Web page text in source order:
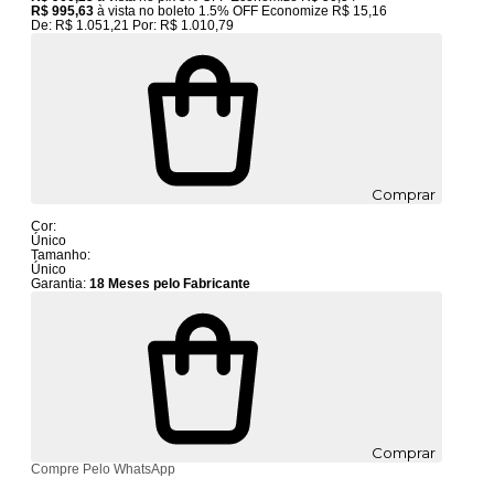
R$ 995,63à vista no boleto 1.5% OFF Economize R$ 15,16
De: R$ 1.051,21 Por: R$ 1.010,79
Comprar
Cor:
Único
Tamanho:
Único
Garantia:18 Meses pelo Fabricante
Comprar
Compre Pelo WhatsApp